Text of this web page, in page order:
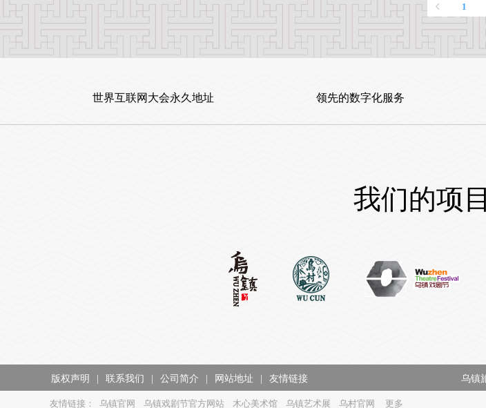
1
世界互联网大会永久地址 领先的数字化服务
我们的项
版权声明 联系我们 公司简介 网站地址 友情链接 乌镇
友情链接： 乌镇官网 乌镇戏剧节官方网站 木心美术馆 乌镇艺术展 乌村官网 更多